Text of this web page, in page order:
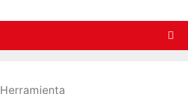
Herramienta